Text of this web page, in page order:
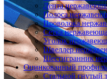
Лента
Полоса
Проволока
Сетка
Уголок
Швеллер
Шестигранник
Оцинкованный
Стальной гнутый